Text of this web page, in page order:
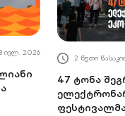
ივლ. 2026
2 წუთი
47 ტონა